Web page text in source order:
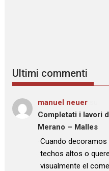
Ultimi commenti
manuel neuer
Completati i lavori
Merano – Malles
: “
Cuando
techos altos o
visualmente el